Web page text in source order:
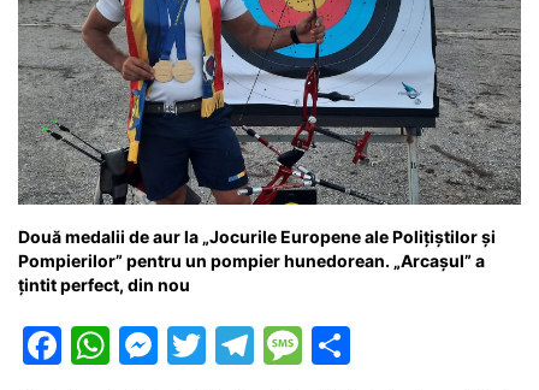
Două medalii de aur la „Jocurile Europene ale Polițiștilor și
Pompierilor” pentru un pompier hunedorean. „Arcașul” a
țintit perfect, din nou
F
W M T
T
M